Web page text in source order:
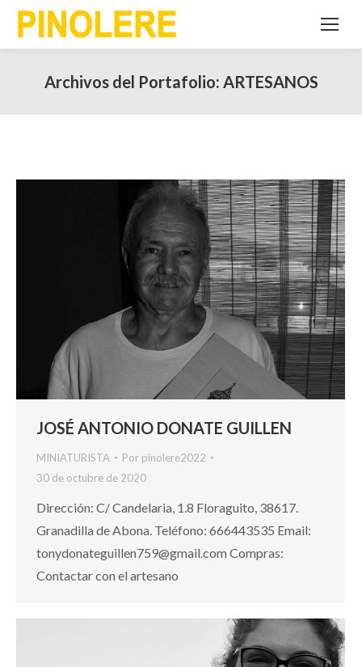
Archivos del Portafolio: ARTESANOS
JOSÉ ANTONIO DONATE GUILLEN
MINIATURISTA Por pinolere2022
30 de octubre de 2020
Dirección: C/ Candelaria, 1.8 Floraguito, 38617.
Granadilla de Abona. Teléfono: 666443535 Email:
tonydonateguillen759@gmail.com Compras:
Contactar con el artesano